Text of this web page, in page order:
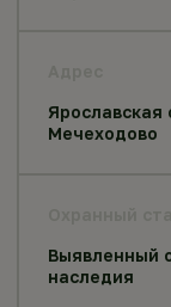
Ярославская
Мечеходово
Выявленный
наследия